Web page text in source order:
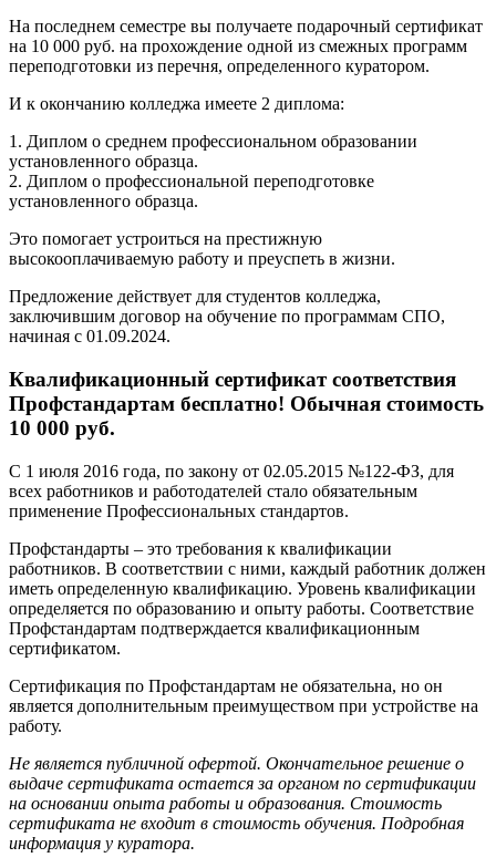
На последнем семестре вы получаете подарочный сертификат
на 10 000 руб. на прохождение одной из смежных программ
переподготовки из перечня, определенного куратором.
И к окончанию колледжа имеете 2 диплома:
1. Диплом о среднем профессиональном образовании
установленного образца.
2. Диплом о профессиональной переподготовке
установленного образца.
Это помогает устроиться на престижную
высокооплачиваемую работу и преуспеть в жизни.
Предложение действует для студентов колледжа,
заключившим договор на обучение по программам СПО,
начиная с 01.09.2024.
Квалификационный сертификат соответствия
Профстандартам бесплатно! Обычная стоимость
10 000 руб.
С 1 июля 2016 года, по закону от 02.05.2015 №122-ФЗ, для
всех работников и работодателей стало обязательным
применение Профессиональных стандартов.
Профстандарты – это требования к квалификации
работников. В соответствии с ними, каждый работник должен
иметь определенную квалификацию. Уровень квалификации
определяется по образованию и опыту работы. Соответствие
Профстандартам подтверждается квалификационным
сертификатом.
Сертификация по Профстандартам не обязательна, но он
является дополнительным преимуществом при устройстве на
работу.
Не является публичной офертой. Окончательное решение о
выдаче сертификата остается за органом по сертификации
на основании опыта работы и образования. Стоимость
сертификата не входит в стоимость обучения. Подробная
информация у куратора.